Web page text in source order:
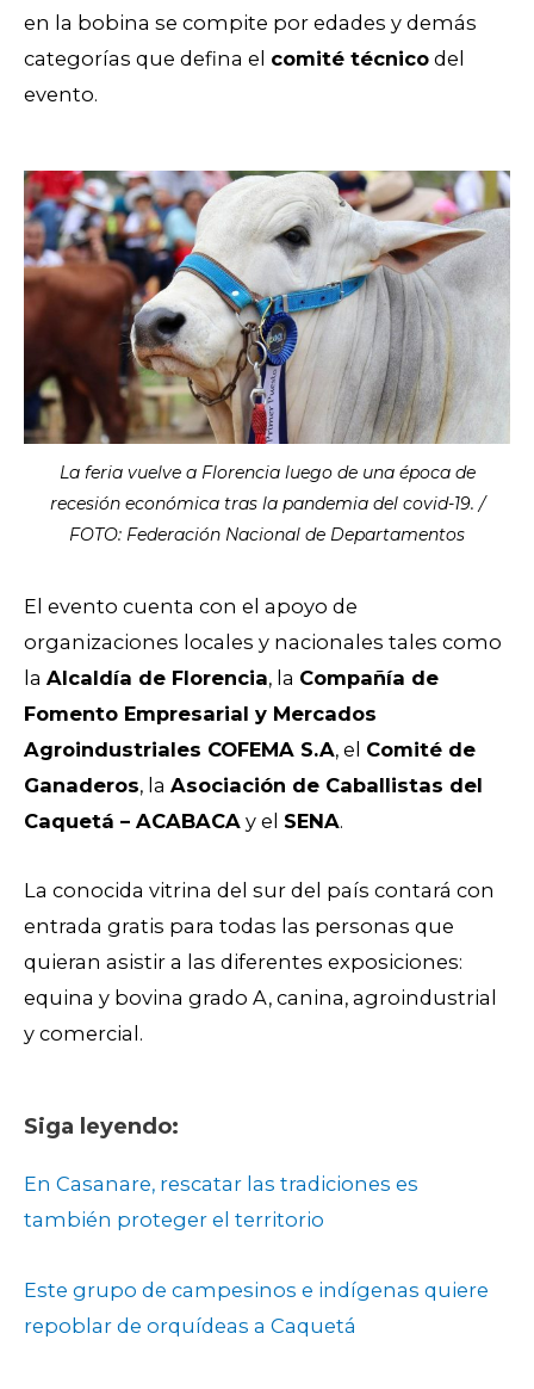
en la bobina se compite por edades y demás
categorías que defina el comité técnico del
evento.
La feria vuelve a Florencia luego de una época de
recesión económica tras la pandemia del covid-19. /
FOTO: Federación Nacional de Departamentos
El evento cuenta con el apoyo de
organizaciones locales y nacionales tales como
la Alcaldía de Florencia, la Compañía de
Fomento Empresarial y Mercados
Agroindustriales COFEMA S.A, el Comité de
Ganaderos, la Asociación de Caballistas del
Caquetá – ACABACA y el SENA.
La conocida vitrina del sur del país contará con
entrada gratis para todas las personas que
quieran asistir a las diferentes exposiciones:
equina y bovina grado A, canina, agroindustrial
y comercial.
Siga leyendo:
En Casanare, rescatar las tradiciones es
también proteger el territorio
Este grupo de campesinos e indígenas quiere
repoblar de orquídeas a Caquetá